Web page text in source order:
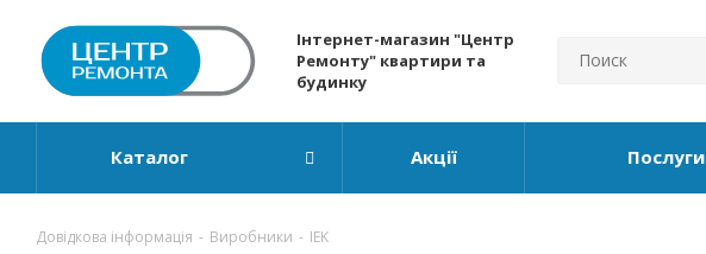
Інтернет-магазин "Центр
Ремонту" квартири та
будинку
Каталог Акції Послуги
Довідкова інформація - Виробники - IEK